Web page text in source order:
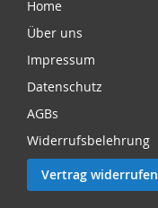
Home
Über uns
Impressum
Datenschutz
AGBs
Widerrufsbelehrung
Vertrag widerrufen